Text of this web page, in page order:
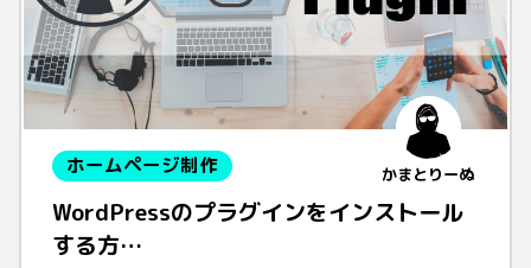
ホームページ制作
WordPressのプラグインをインストール
する方…
かまとりーぬ